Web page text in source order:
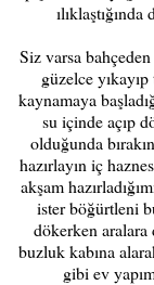
Siz varsa
güzelce
kaynamaya
su içinde açıp
olduğunda
hazırlayın iç
akşam
ister böğürtleni
dökerken aralara
buzluk kabına
gibi ev